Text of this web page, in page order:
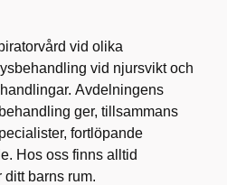
vid olika
vid njursvikt och
Avdelningens
ger, tillsammans
fortlöpande
Hos oss finns alltid
barns rum.